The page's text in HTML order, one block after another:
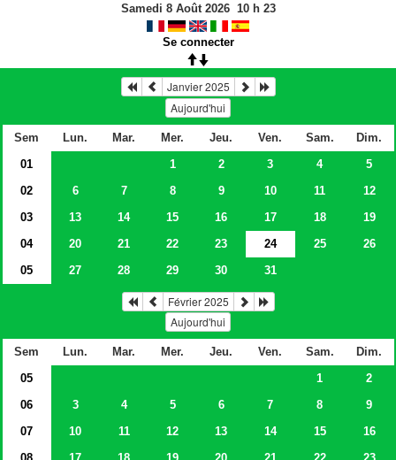
Samedi 8 Août 2026 10h 23
Se connecter
Janvier 2025
Aujourd'hui
Sem Lun. Mar. Mer. Jeu. Ven. Sam.
Dim.
01
1 2 3 4
5
02
6 7 8 9 10 11
12
03
13 14 15 16 17 18
19
04
20 21 22 23 24 25
26
05
27 28 29 30 31
Février 2025
Aujourd'hui
Sem Lun. Mar. Mer. Jeu. Ven. Sam.
Dim.
05
1
2
06
3 4 5 6 7 8
9
07
10 11 12 13 14 15
16